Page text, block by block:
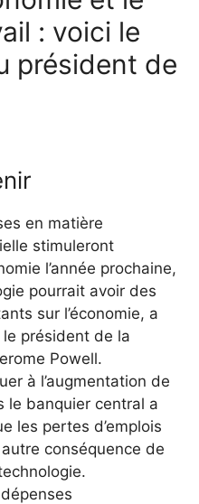
: voici le
président de
en matière
stimuleront
l’année prochaine,
pourrait avoir des
sur l’économie, a
président de la
Powell.
à l’augmentation de
le banquier central a
les pertes d’emplois
conséquence de